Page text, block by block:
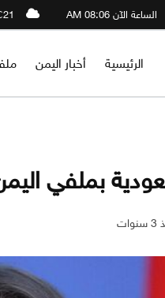
الساعة الآن 08:06 AM 21℃ صنعاء, اليمن
الرئيسية أخبار اليمن
بملفي